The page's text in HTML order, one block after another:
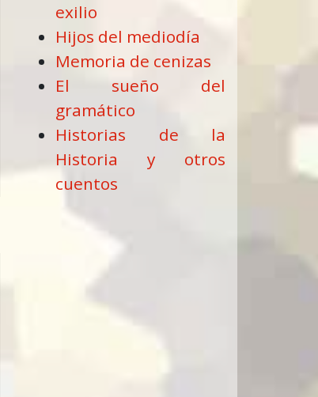
exilio
Hijos del mediodía
Memoria de cenizas
El sueño del
gramático
Historias de la
Historia y otros
cuentos